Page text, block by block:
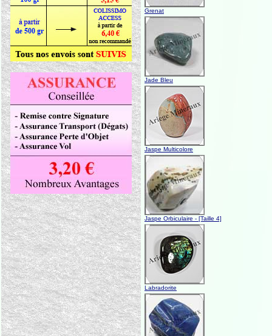
Grenat
Jade Bleu
Jaspe Multicolore
Jaspe Orbiculaire - [Taille 4]
Labradorite